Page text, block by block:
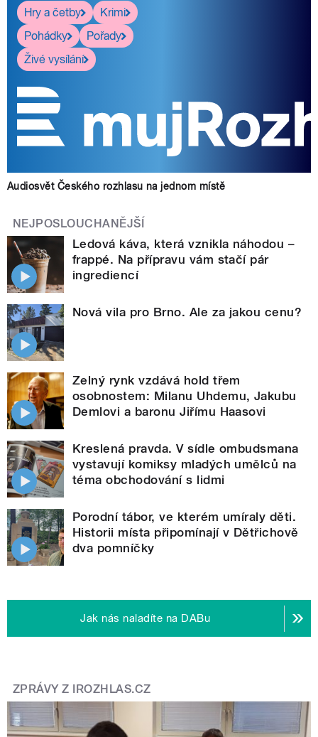
Hry a četby
Krimi
Pohádky
Pořady
Živé vysílání
Audiosvět Českého rozhlasu na jednom místě
NEJPOSLOUCHANĚJŠÍ
Ledová káva, která vznikla náhodou –
frappé. Na přípravu vám stačí pár
ingrediencí
Nová vila pro Brno. Ale za jakou cenu?
Zelný rynk vzdává hold třem
osobnostem: Milanu Uhdemu, Jakubu
Demlovi a baronu Jiřímu Haasovi
Kreslená pravda. V sídle ombudsmana
vystavují komiksy mladých umělců na
téma obchodování s lidmi
Porodní tábor, ve kterém umíraly děti.
Historii místa připomínají v Dětřichově
dva pomníčky
Jak nás naladíte na DABu
ZPRÁVY Z IROZHLAS.CZ